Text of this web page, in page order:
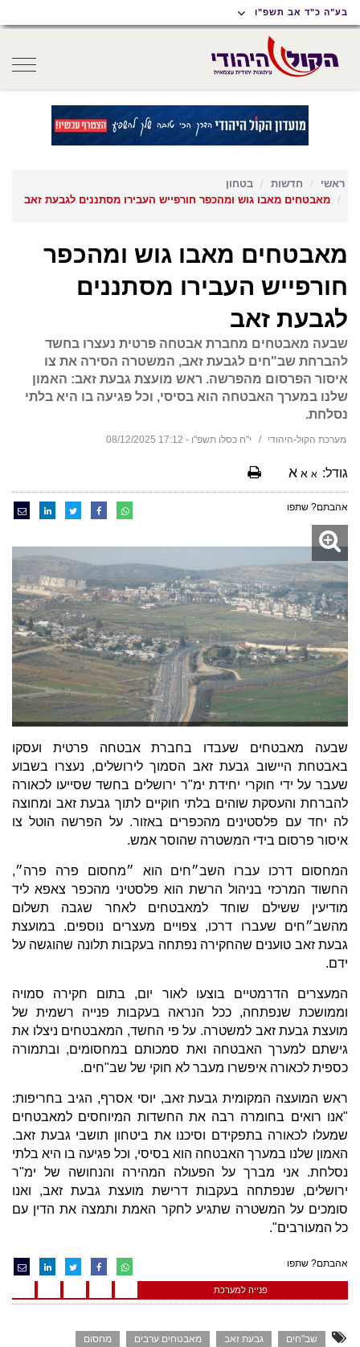
תפריט
נגישות
תפריט
ראשי
תוכן
ראשי
בע"ה כ"ד אב תשפ"ו
ראשי חדשות
בטחון
מאבטחים מאבו גוש ומהכפר חורפייש העבירו מסתננים לגבעת זאב
מאבטחים מאבו גוש ומהכפר
חורפייש העבירו מסתננים
לגבעת זאב
שבעה מאבטחים מחברת אבטחה פרטית נעצרו בחשד
להברחת שב"חים לגבעת זאב, המשטרה הסירה את צו
איסור הפרסום מהפרשה. ראש מועצת גבעת זאב: האמון
שלנו במערך האבטחה הוא בסיסי, וכל פגיעה בו היא בלתי
נסלחת.
מערכת הקול-היהודי י"ח כסלו תשפ"ו - 17:12 08/12/2025
גודל: א א א
אהבתם? שתפו
שבעה מאבטחים שעבדו בחברת אבטחה פרטית ועסקו
באבטחת היישוב גבעת זאב הסמוך לירושלים, נעצרו בשבוע
שעבר על ידי חוקרי יחידת ימ"ר ירושלים בחשד שסייעו לכאורה
להברחת והעסקת שוהים בלתי חוקיים לתוך גבעת זאב ומחוצה
לה יחד עם פלסטינים מהכפרים באזור. על הפרשה הוטל צו
איסור פרסום בידי המשטרה שהוסר אמש.
המחסום דרכו עברו השב״חים הוא ״מחסום פרה פרה״,
החשוד המרכזי בניהול הרשת הוא פלסטיני מהכפר צאפא ליד
מודיעין ששילם שוחד למאבטחים לאחר שגבה תשלום
מהשב״חים שעברו דרכו, צפויים מעצרים נוספים. במועצת
גבעת זאב טוענים שהחקירה נפתחה בעקבות תלונה שהוגשה על
ידם.
המעצרים הדרמטיים בוצעו לאור יום, בתום חקירה סמויה
וממושכת שנפתחה, ככל הנראה בעקבות פנייה רשמית של
מועצת גבעת זאב למשטרה. על פי החשד, המאבטחים ניצלו את
גישתם למערך האבטחה ואת סמכותם במחסומים, ובתמורה
כספית לכאורה איפשרו מעבר לא חוקי של שב"חים.
ראש המועצה המקומית גבעת זאב, יוסי אסרף, הגיב בחריפות:
"אנו רואים בחומרה רבה את החשדות המיוחסים למאבטחים
שמעלו לכאורה בתפקידם וסיכנו את ביטחון תושבי גבעת זאב.
האמון שלנו במערך האבטחה הוא בסיסי, וכל פגיעה בו היא בלתי
נסלחת. אני מברך על הפעולה המהירה והנחושה של ימ"ר
ירושלים, שנפתחה בעקבות דרישת מועצת גבעת זאב, ואנו
סומכים על המשטרה שתגיע לחקר האמת ותמצה את הדין עם
כל המעורבים".
אהבתם? שתפו
פנייה למערכת
שב"חים גבעת זאב מאבטחים ערבים מחסום